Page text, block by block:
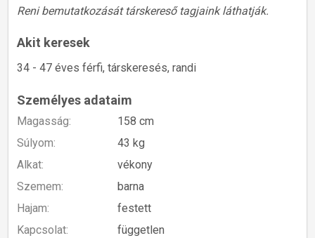
Reni bemutatkozását társkereső tagjaink láthatják.
Akit keresek
34 - 47 éves férfi, társkeresés, randi
Személyes adataim
Magasság:
158 cm
Súlyom:
43 kg
Alkat:
vékony
Szemem:
barna
Hajam:
festett
Kapcsolat:
független